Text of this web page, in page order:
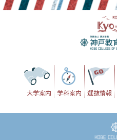
Skip
to
大学案内 学科案内 選抜情報